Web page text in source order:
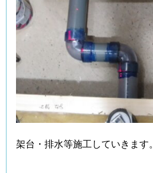
架台・排水等施工していきます。